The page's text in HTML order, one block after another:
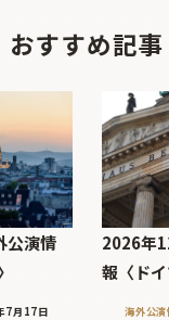
おすすめ記事
公演情
7月17日
2026年
報〈ドイ
海外公演